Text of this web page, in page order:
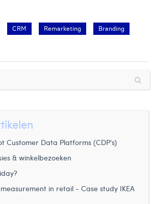
CRM Remarketing Branding
Customer Data Platforms (CDP's)
& winkelbezoeken
in retail - Case study IKEA